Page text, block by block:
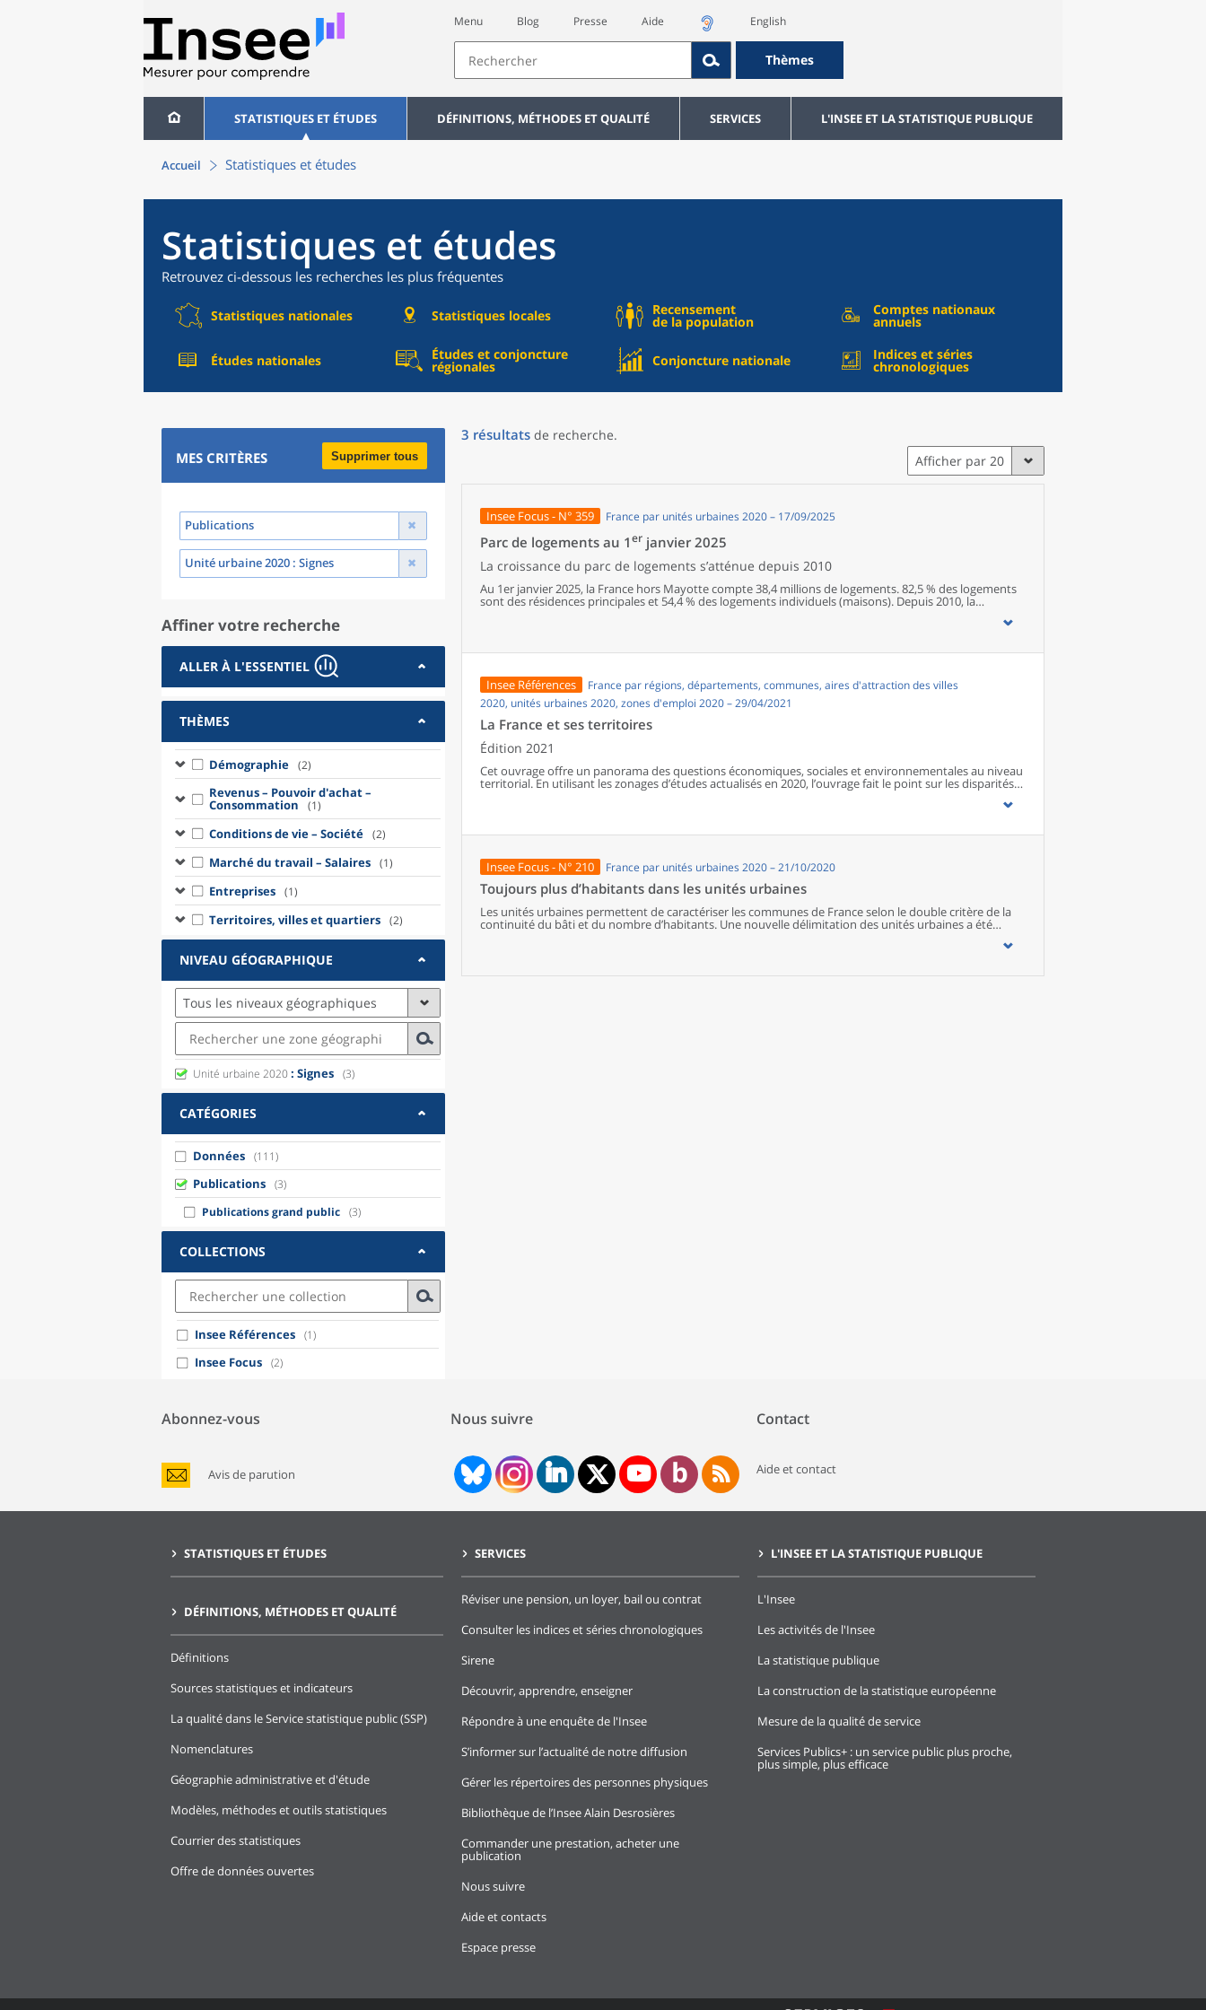
Menu Blog Presse Aide English
Thèmes
STATISTIQUES ET ÉTUDES DÉFINITIONS, MÉTHODES ET QUALITÉ SERVICES L'INSEE ET LA STATISTIQUE PUBLIQUE
Accueil Statistiques et études
Statistiques et études
Retrouvez ci-dessous les recherches les plus fréquentes
Statistiques nationales Statistiques locales Recensement
de la population
Comptes nationaux
annuels
Études nationales Études et conjoncture
régionales Conjoncture nationale Indices et séries
chronologiques
MES CRITÈRES Supprimer tous
Publications
Unité urbaine 2020 : Signes
Affiner votre recherche
ALLER À L'ESSENTIEL
THÈMES
Démographie (2)
Revenus – Pouvoir d'achat –
Consommation (1)
Conditions de vie – Société (2)
Marché du travail – Salaires (1)
Entreprises (1)
Territoires, villes et quartiers (2)
NIVEAU GÉOGRAPHIQUE
Tous les niveaux géographiques
Unité urbaine 2020: Signes (3)
CATÉGORIES
Données (111)
Publications (3)
Publications grand public (3)
COLLECTIONS
Insee Références (1)
Insee Focus (2)
3 résultats de recherche.
Afficher par 20
Insee Focus - N° 359 France par unités urbaines 2020 – 17/09/2025
Parc de logements au 1er janvier 2025
La croissance du parc de logements s’atténue depuis 2010
Au 1er janvier 2025, la France hors Mayotte compte 38,4 millions de logements. 82,5 % des logements
sont des résidences principales et 54,4 % des logements individuels (maisons). Depuis 2010, la
croissance du parc de logements s’atténue : le nombre de logements augmente en moyenne de 0,9 %
par an depuis 2018, contre +1,2 % par an entre 2000 et 2009.Après avoir fortement augmenté entre
en 2025, 3,0 millions de logements sont vacants. Par ailleurs, 3,8 millions de logements sont des
part dans l’ensemble du parc est stable.57,4 % des ménages sont propriétaires de leur résidence
principale, une part qui avait augmenté de 1997 à 2013 et qui est quasi stable depuis 2014.
Insee Références
France par régions, départements, communes, aires d'attraction des villes
2020, unités urbaines 2020, zones d'emploi 2020 – 29/04/2021
La France et ses territoires
Édition 2021
Cet ouvrage offre un panorama des questions économiques, sociales et environnementales au niveau
territorial. En utilisant les zonages d’études actualisés en 2020, l’ouvrage fait le point sur les disparités
géographiques en France, sur les forces et faiblesses des divers territoires ainsi que sur les conditions
Insee Focus - N° 210 France par unités urbaines 2020 – 21/10/2020
Toujours plus d’habitants dans les unités urbaines
Les unités urbaines permettent de caractériser les communes de France selon le double critère de la
continuité du bâti et du nombre d’habitants. Une nouvelle délimitation des unités urbaines a été
Abonnez-vous
Avis de parution
Nous suivre Contact
Aide et contact
STATISTIQUES ET ÉTUDES
DÉFINITIONS, MÉTHODES ET QUALITÉ
Définitions
Sources statistiques et indicateurs
La qualité dans le Service statistique public (SSP)
Nomenclatures
Géographie administrative et d'étude
Modèles, méthodes et outils statistiques
Courrier des statistiques
Offre de données ouvertes
SERVICES
Réviser une pension, un loyer, bail ou contrat
Consulter les indices et séries chronologiques
Sirene
Découvrir, apprendre, enseigner
Répondre à une enquête de l'Insee
S’informer sur l’actualité de notre diffusion
Gérer les répertoires des personnes physiques
Bibliothèque de l’Insee Alain Desrosières
Commander une prestation, acheter une
publication
Nous suivre
Aide et contacts
Espace presse
L'INSEE ET LA STATISTIQUE PUBLIQUE
L'Insee
Les activités de l'Insee
La statistique publique
La construction de la statistique européenne
Mesure de la qualité de service
Services Publics+ : un service public plus proche,
plus simple, plus efficace